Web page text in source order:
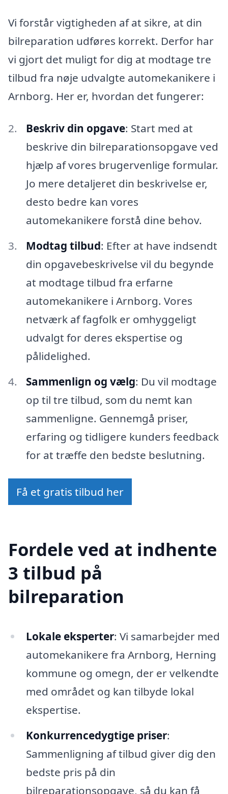
Vi forstår vigtigheden af at sikre, at din
bilreparation udføres korrekt. Derfor har
vi gjort det muligt for dig at modtage tre
tilbud fra nøje udvalgte automekanikere i
Arnborg. Her er, hvordan det fungerer:
Beskriv din opgave: Start med at
beskrive din bilreparationsopgave ved
hjælp af vores brugervenlige formular.
Jo mere detaljeret din beskrivelse er,
desto bedre kan vores
automekanikere forstå dine behov.
Modtag tilbud: Efter at have indsendt
din opgavebeskrivelse vil du begynde
at modtage tilbud fra erfarne
automekanikere i Arnborg. Vores
netværk af fagfolk er omhyggeligt
udvalgt for deres ekspertise og
pålidelighed.
Sammenlign og vælg: Du vil modtage
op til tre tilbud, som du nemt kan
sammenligne. Gennemgå priser,
erfaring og tidligere kunders feedback
for at træffe den bedste beslutning.
Få et gratis tilbud her
Fordele ved at indhente
3 tilbud på
bilreparation
Lokale eksperter: Vi samarbejder med
automekanikere fra Arnborg, Herning
kommune og omegn, der er velkendte
med området og kan tilbyde lokal
ekspertise.
Konkurrencedygtige priser:
Sammenligning af tilbud giver dig den
bedste pris på din
bilreparationsopgave, så du kan få